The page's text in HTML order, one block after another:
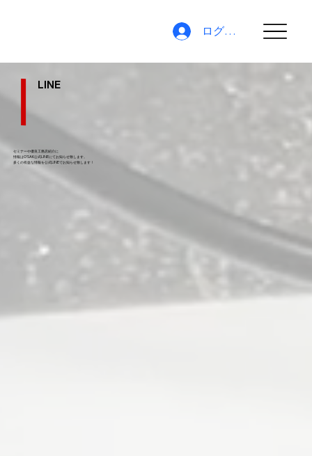
ログイン
LINE
セミナーや優良工務店紹介に
情報はO'SAK公式LINEにてお知らせ致します。
​多くの有益な情報を公式LINEでお知らせ致します！